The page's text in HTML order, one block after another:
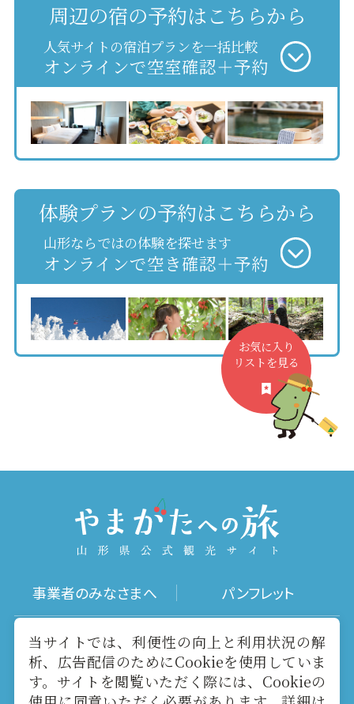
周辺の宿の予約はこちらから
人気サイトの宿泊プランを一括比較
オンラインで空室確認＋予約
体験プランの予約はこちらから
山形ならではの体験を探せます
オンラインで空き確認＋予約
お気に入り
リストを見る
事業者のみなさまへ パンフレット
写真ダウンロード 動画ギャラリー
お役立ちリンク 当サイトについて
当サイトでは、利便性の向上と利用状況の解
析、広告配信のためにCookieを使用していま
す。サイトを閲覧いただく際には、Cookieの